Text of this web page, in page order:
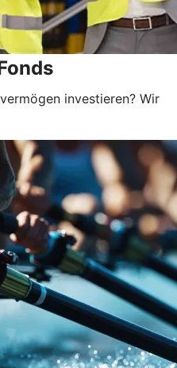
investieren? Wir